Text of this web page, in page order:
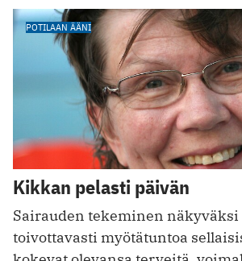
POTILAAN ÄÄNI
Kikkan pelasti päivän
Sairauden tekeminen näkyväksi
toivottavasti myötätuntoa